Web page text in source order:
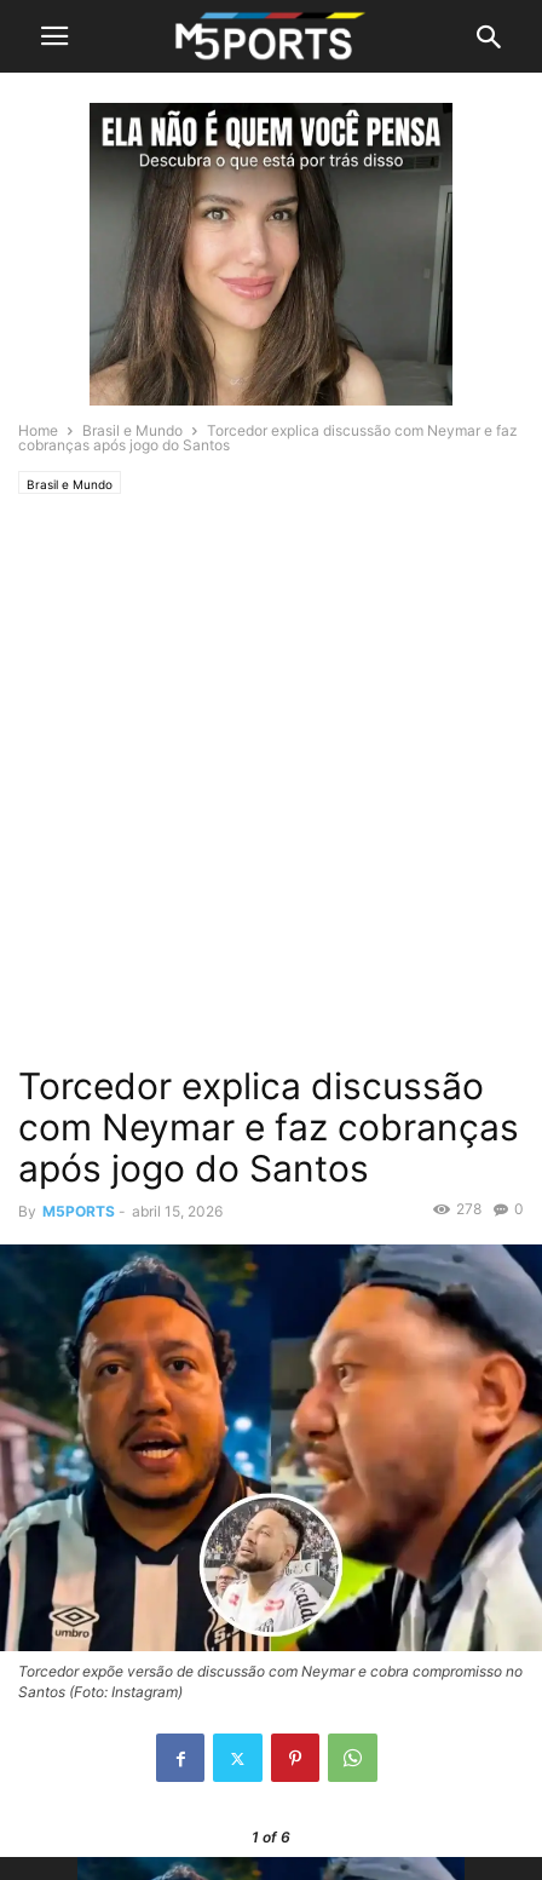
Home Brasil e Mundo
Torcedor explica discussão com Neymar e faz
cobranças após jogo do Santos
Brasil e Mundo
Torcedor explica discussão
com Neymar e faz cobranças
após jogo do Santos
By M5PORTS - abril 15, 2026 0
278
Torcedor expõe versão de discussão com Neymar e cobra compromisso no
Santos (Foto: Instagram)
1 of 6